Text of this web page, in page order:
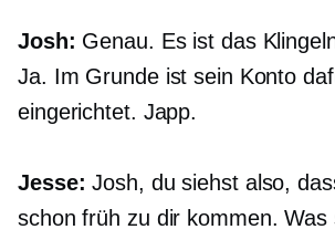
Josh: Genau. Es ist das
Ja. Im Grunde ist sein Konto
eingerichtet. Japp.
Jesse: Josh, du siehst also,
schon früh zu dir kommen. Was